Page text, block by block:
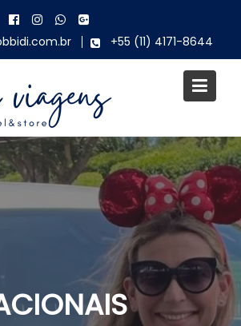
+55 (11) 4171-8644